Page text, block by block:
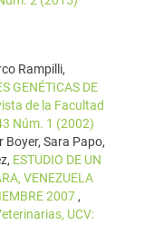
Rampilli,
GENÉTICAS DE
de la Facultad
Núm. 1 (2002)
Sara Papo,
ESTUDIO DE UN
VENEZUELA
2007 ,
UCV: